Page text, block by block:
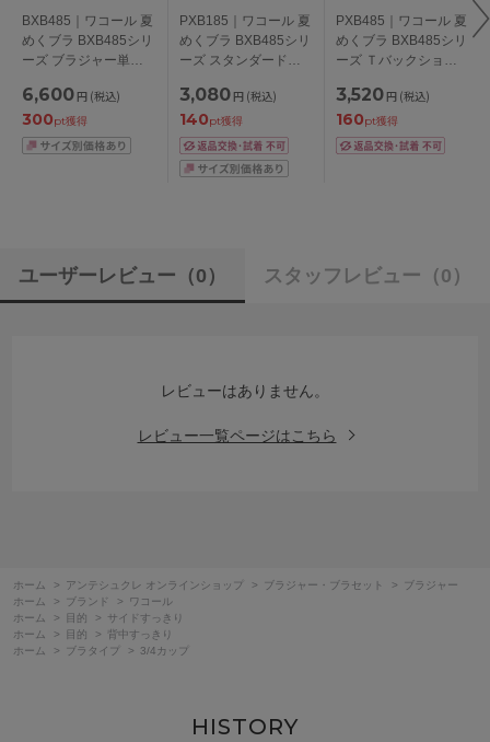
BXB485｜ワコール 夏
めくブラ BXB485シリ
ーズ ブラジャー単品
ー65/70/75/80/85cm
6,600 円 (税込)
300pt獲得
PXB185｜ワコール 夏
めくブラ BXB485シリ
ーズ スタンダードシ
3,080 円 (税込)
140pt獲得
PXB485｜ワコール 夏
めくブラ BXB485シリ
ーズ Ｔバックショー
3,520 円 (税込)
160pt獲得
ユーザーレビュー （0） スタッフレビュー （0）
レビューはありません。
レビュー一覧ページはこちら
ホーム > アンテシュクレ オンラインショップ > ブラジャー・ブラセット >
ブラジャー
ホーム
> ブランド >
ワコール
ホーム
> 目的 >
サイドすっきり
ホーム
> 目的 >
背中すっきり
ホーム
> ブラタイプ > 3/4カップ
HISTORY